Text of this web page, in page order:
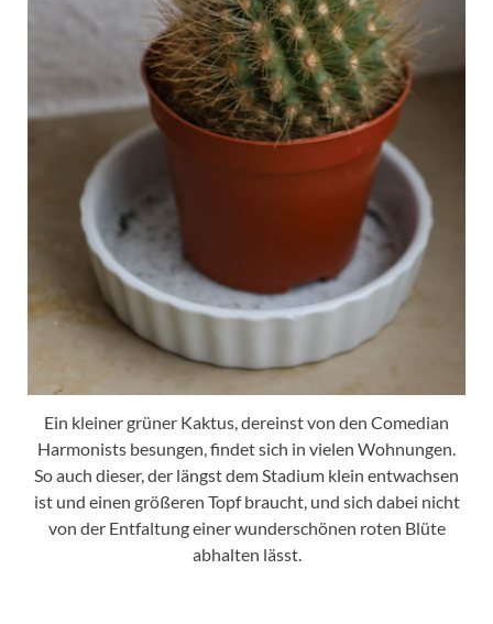
Ein kleiner grüner Kaktus, dereinst von den Comedian
Harmonists besungen, findet sich in vielen Wohnungen.
So auch dieser, der längst dem Stadium klein entwachsen
ist und einen größeren Topf braucht, und sich dabei nicht
von der Entfaltung einer wunderschönen roten Blüte
abhalten lässt.